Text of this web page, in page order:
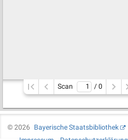
Scan / 0
©2026
Bayerische Staatsbibliothek